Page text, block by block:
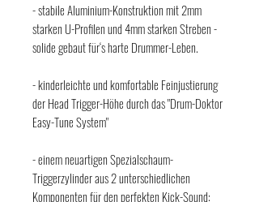
- stabile Aluminium-Konstruktion mit 2mm
starken U-Profilen und 4mm starken Streben -
solide gebaut für‘s harte Drummer-Leben.
- kinderleichte und komfortable Feinjustierung
der Head Trigger-Höhe durch das "Drum-Doktor
Easy-Tune System"
- einem neuartigen Spezialschaum-
Triggerzylinder aus 2 unterschiedlichen
Komponenten für den perfekten Kick-Sound: